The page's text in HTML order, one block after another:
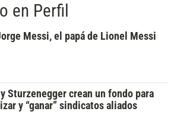
en Perfil
Messi, el papá de Lionel Messi
Sturzenegger crean un fondo para
y “ganar” sindicatos aliados